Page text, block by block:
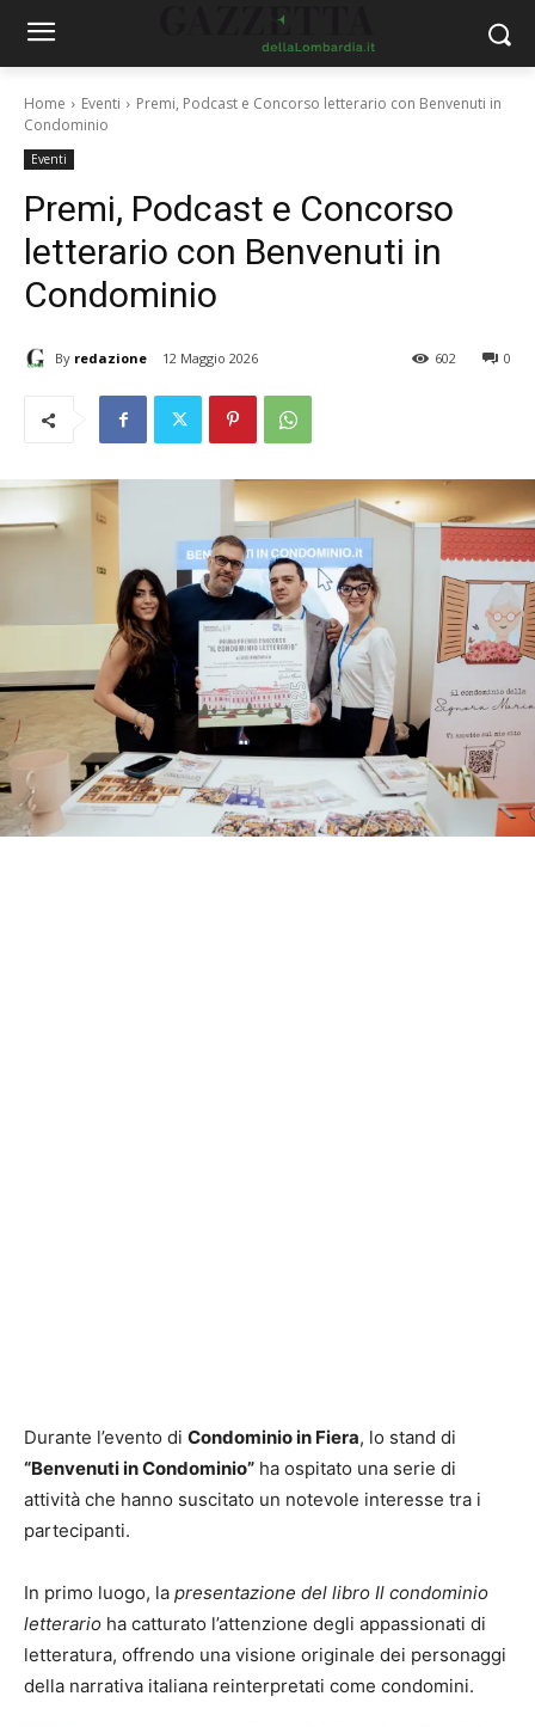
Home Eventi
Premi, Podcast e Concorso letterario con Benvenuti in
Condominio
Eventi
Premi, Podcast e Concorso
letterario con Benvenuti in
Condominio
By redazione 12 Maggio 2026 0
602
Durante l’evento di Condominio in Fiera, lo stand di
“Benvenuti in Condominio” ha ospitato una serie di
attività che hanno suscitato un notevole interesse tra i
partecipanti.
In primo luogo, la presentazione del libro Il condominio
letterario ha catturato l’attenzione degli appassionati di
letteratura, offrendo una visione originale dei personaggi
della narrativa italiana reinterpretati come condomini.